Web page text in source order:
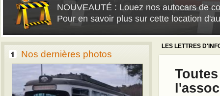
NOUVEAUTÉ : Louez nos autocars de
Pour en savoir plus sur cette location
Nos dernières photos
LES LETTRES